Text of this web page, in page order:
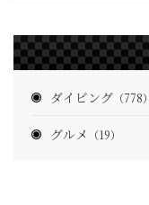
ダイビング （778）
グルメ （19）